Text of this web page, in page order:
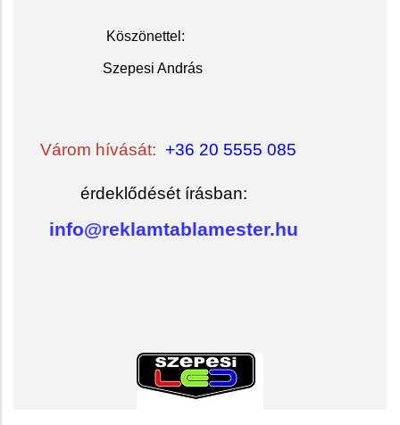
Köszönettel:
Szepesi András
Várom hívását: +36 20 5555 085
érdeklődését írásban:
info@reklamtablamester.hu